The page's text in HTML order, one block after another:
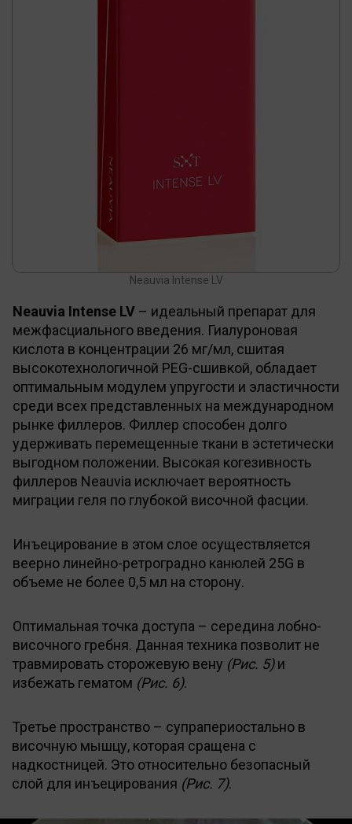
Neauvia Intense LV
Neauvia Intense LV – идеальный препарат для
межфасциального введения. Гиалуроновая
кислота в концентрации 26 мг/мл, сшитая
высокотехнологичной PEG-сшивкой, обладает
оптимальным модулем упругости и эластичности
среди всех представленных на международном
рынке филлеров. Филлер способен долго
удерживать перемещенные ткани в эстетически
выгодном положении. Высокая когезивность
филлеров Neauvia исключает вероятность
миграции геля по глубокой височной фасции.
Инъецирование в этом слое осуществляется
веерно линейно-ретроградно канюлей 25G в
объеме не более 0,5 мл на сторону.
Оптимальная точка доступа – середина лобно-
височного гребня. Данная техника позволит не
травмировать сторожевую вену (Рис. 5)и
избежать гематом (Рис. 6).
Третье пространство – супрапериостально в
височную мышцу, которая сращена с
надкостницей. Это относительно безопасный
слой для инъецирования (Рис. 7).